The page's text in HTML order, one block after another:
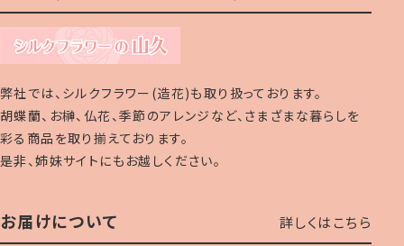
弊社では、シルクフラワー(造花)も取り扱っております。
胡蝶蘭、お榊、仏花、季節のアレンジなど、さまざまな暮らしを
彩る商品を取り揃えております。
是非、姉妹サイトにもお越しください。
お届けについて 詳しくはこちら